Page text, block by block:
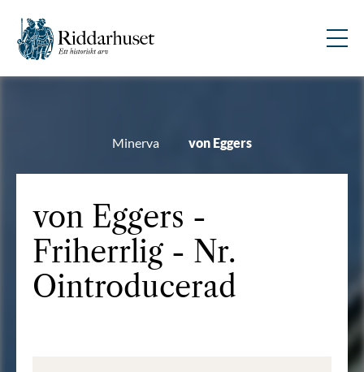
Minerva von Eggers
von Eggers -
Friherrlig - Nr.
Ointroducerad